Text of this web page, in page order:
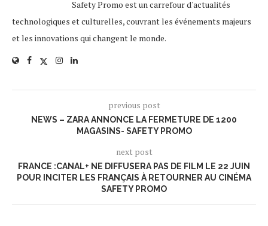
Safety Promo est un carrefour d'actualités
technologiques et culturelles, couvrant les événements majeurs
et les innovations qui changent le monde.
previous post
NEWS – ZARA ANNONCE LA FERMETURE DE 1200
MAGASINS- SAFETY PROMO
next post
FRANCE :CANAL+ NE DIFFUSERA PAS DE FILM LE 22 JUIN
POUR INCITER LES FRANÇAIS À RETOURNER AU CINÉMA
SAFETY PROMO